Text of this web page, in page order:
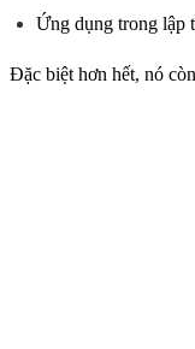
Ứng dụng trong lập
Đặc biệt hơn hết, nó